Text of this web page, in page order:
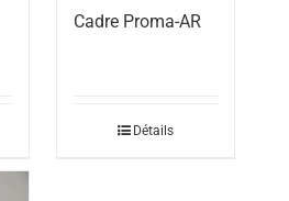
Cadre Proma-AR
Détails